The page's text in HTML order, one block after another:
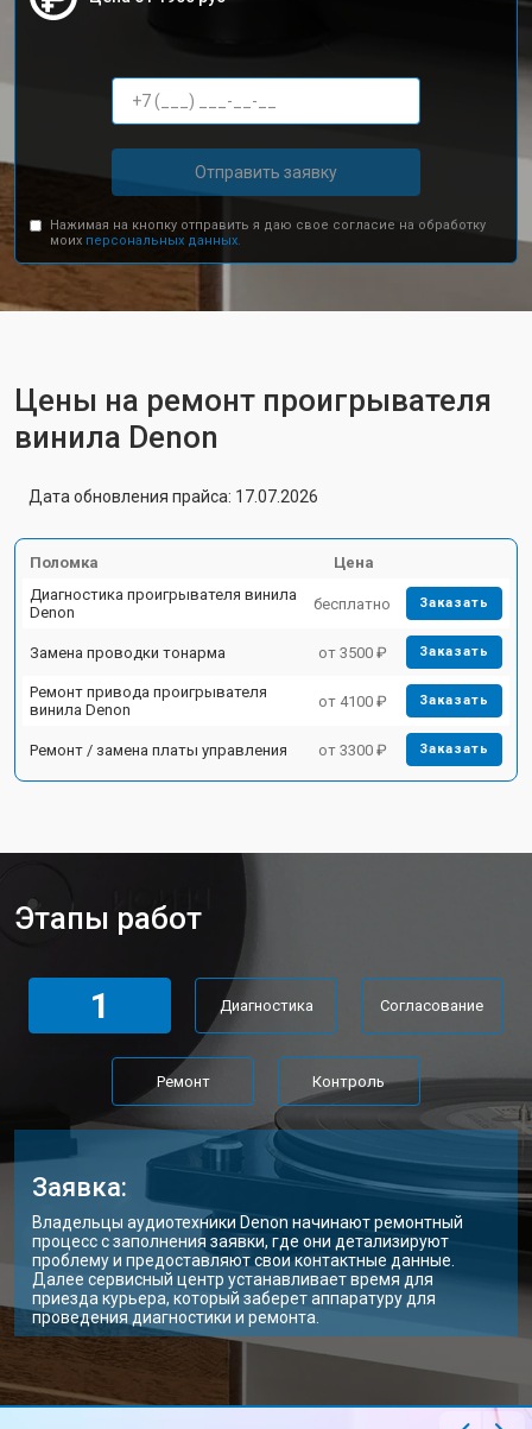
Отправить заявку
Нажимая на кнопку отправить я даю свое согласие на обработку
моих персональных данных.
Цены на ремонт проигрывателя
винила Denon
Дата обновления прайса: 17.07.2026
Поломка
Цена
Диагностика проигрывателя винила
Denon
бесплатно Заказать
Замена проводки тонарма от 3500 ₽ Заказать
Ремонт привода проигрывателя
винила Denon
от 4100 ₽ Заказать
Ремонт / замена платы управления от 3300 ₽ Заказать
Этапы работ
1 Диагностика Согласование
Ремонт Контроль
Заявка:
Владельцы аудиотехники Denon начинают ремонтный
процесс с заполнения заявки, где они детализируют
проблему и предоставляют свои контактные данные.
Далее сервисный центр устанавливает время для
приезда курьера, который заберет аппаратуру для
проведения диагностики и ремонта.